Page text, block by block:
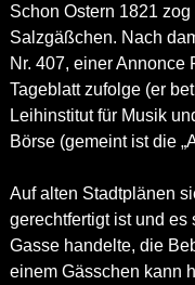
Schon Ostern 1821
Salzgäßchen. Nach
Nr. 407, einer
Tageblatt zufolge (er
Leihinstitut für Musik
Börse (gemeint ist die
Auf alten Stadtplänen
gerechtfertigt ist und
Gasse handelte, die
einem Gässchen kann